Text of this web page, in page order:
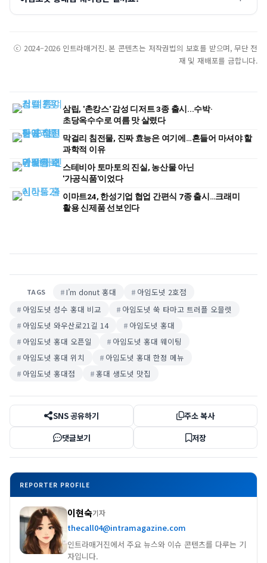
ⓒ 2024–2026 인트라매거진. 본 콘텐츠는 저작권법의 보호를 받으며, 무단 전
재 및 재배포를 금합니다.
삼립, '촌캉스' 감성 디저트 3종 출시...수박·
초당옥수수로 여름 맛 살렸다
막걸리 침전물, 진짜 효능은 여기에…흔들어 마셔야 할
과학적 이유
스테비아 토마토의 진실, 농산물 아닌
'가공식품'이었다
이마트24, 한성기업 협업 간편식 7종 출시…크래미
활용 신제품 선보인다
TAGS I’m donut 홍대
아임도넛 2호점
아임도넛 성수 홍대 비교
아임도넛 쑥 타마고 트러플 오믈렛
아임도넛 와우산로21길 14
아임도넛 홍대
아임도넛 홍대 오픈일
아임도넛 홍대 웨이팅
아임도넛 홍대 위치
아임도넛 홍대 한정 메뉴
아임도넛 홍대점
홍대 생도넛 맛집
SNS 공유하기
주소 복사
댓글보기
저장
REPORTER PROFILE
이현숙기자
thecall04@intramagazine.com
인트라매거진에서 주요 뉴스와 이슈 콘텐츠를 다루는 기
자입니다.